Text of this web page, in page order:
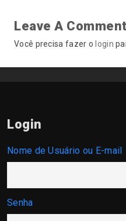
Leave A Comment
Você precisa fazer o login
Login
Nome de Usuário ou E-mail
Senha